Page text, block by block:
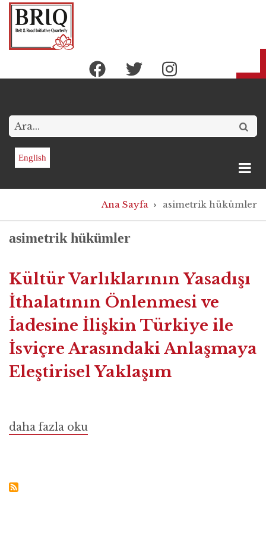
Ana
içeriğe
Arama
English
yolu
Ana Sayfa asimetrik hükümler
asimetrik hükümler
Kültür Varlıklarının Yasadışı
İthalatının Önlenmesi ve
İadesine İlişkin Türkiye ile
İsviçre Arasındaki Anlaşmaya
Eleştirisel Yaklaşım
Kültür
Varlıklarının
ve
İadesine
daha fazla oku